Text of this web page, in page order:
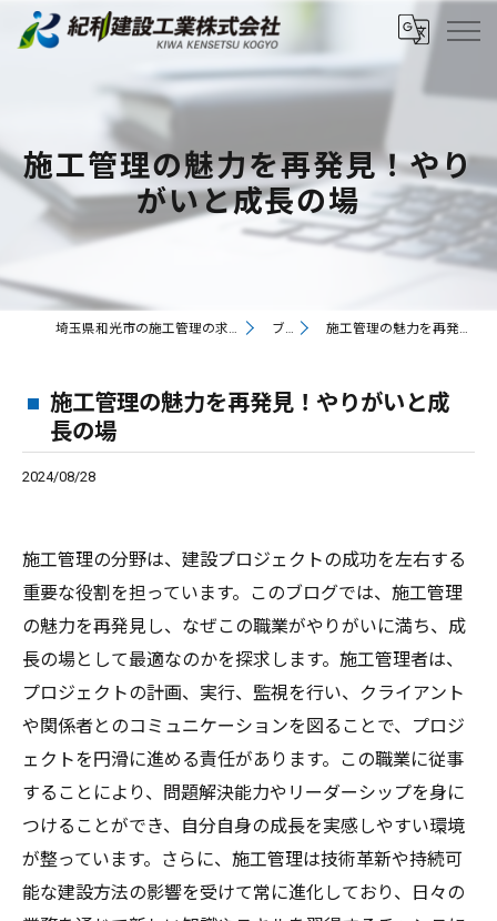
施工管理の魅力を再発見！やり
がいと成長の場
埼玉県和光市の施工管理の求人なら紀和建設工業株式会社 ブログ 施工管理の魅力を再発見！やりがいと成長の場
施工管理の魅力を再発見！やりがいと成
長の場
2024/08/28
施工管理の分野は、建設プロジェクトの成功を左右する
重要な役割を担っています。このブログでは、施工管理
の魅力を再発見し、なぜこの職業がやりがいに満ち、成
長の場として最適なのかを探求します。施工管理者は、
プロジェクトの計画、実行、監視を行い、クライアント
や関係者とのコミュニケーションを図ることで、プロジ
ェクトを円滑に進める責任があります。この職業に従事
することにより、問題解決能力やリーダーシップを身に
つけることができ、自分自身の成長を実感しやすい環境
が整っています。さらに、施工管理は技術革新や持続可
能な建設方法の影響を受けて常に進化しており、日々の